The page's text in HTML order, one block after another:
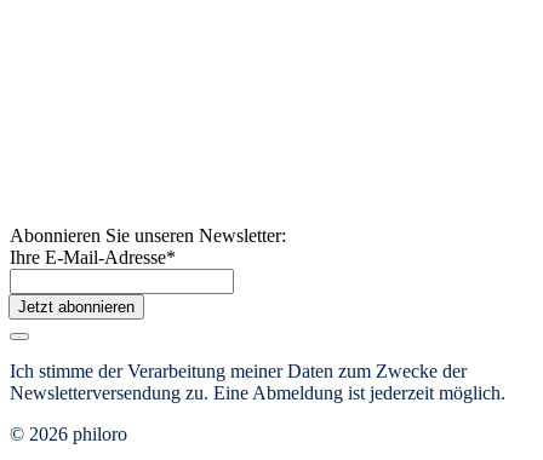
Abonnieren Sie unseren Newsletter:
Ihre E-Mail-Adresse*
Jetzt abonnieren
Ich stimme der Verarbeitung meiner Daten zum Zwecke der
Newsletterversendung zu. Eine Abmeldung ist jederzeit möglich.
© 2026 philoro